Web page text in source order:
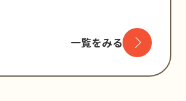
一覧をみる